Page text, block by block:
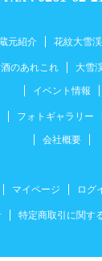
元紹介 花紋大雪渓
酒のあれこれ 大雪
イベント情報
フォトギャラリー
会社概要
マイページ ログ
特定商取引に関す